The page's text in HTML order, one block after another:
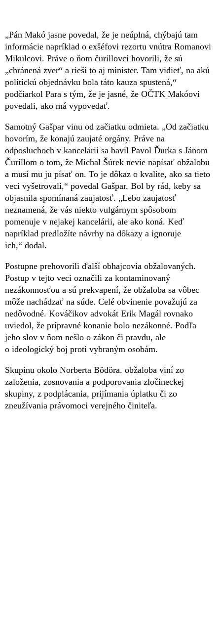
„Pán Makó jasne povedal, že je neúplná, chýbajú tam
informácie napríklad o exšéfovi rezortu vnútra Romanovi
Mikulcovi. Práve o ňom čurillovci hovorili, že sú
„chránená zver“ a rieši to aj minister. Tam vidieť, na akú
politickú objednávku bola táto kauza spustená,“
podčiarkol Para s tým, že je jasné, že OČTK Makóovi
povedali, ako má vypovedať.
Samotný Gašpar vinu od začiatku odmieta. „Od začiatku
hovorím, že konajú zaujaté orgány. Práve na
odposluchoch v kancelárii sa bavil Pavol Ďurka s Jánom
Čurillom o tom, že Michal Šúrek nevie napísať obžalobu
a musí mu ju písať on. To je dôkaz o kvalite, ako sa tieto
veci vyšetrovali,“ povedal Gašpar. Bol by rád, keby sa
objasnila spomínaná zaujatosť. „Lebo zaujatosť
neznamená, že vás niekto vulgárnym spôsobom
pomenuje v nejakej kancelárii, ale ako koná. Keď
napríklad predložíte návrhy na dôkazy a ignoruje
ich,“ dodal.
Postupne prehovorili ďalší obhajcovia obžalovaných.
Postup v tejto veci označili za kontaminovaný
nezákonnosťou a sú prekvapení, že obžaloba sa vôbec
môže nachádzať na súde. Celé obvinenie považujú za
nedôvodné. Kováčikov advokát Erik Magál rovnako
uviedol, že prípravné konanie bolo nezákonné. Podľa
jeho slov v ňom nešlo o zákon či pravdu, ale
o ideologický boj proti vybraným osobám.
Skupinu okolo Norberta Bödöra. obžaloba viní zo
založenia, zosnovania a podporovania zločineckej
skupiny, z podplácania, prijímania úplatku či zo
zneužívania právomoci verejného činiteľa.